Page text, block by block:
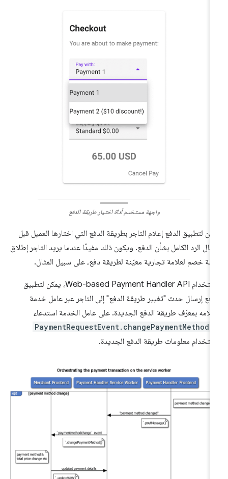
واجهة مستخدم أداة اختيار طريقة الدفع
لتطبيق الدفع إعلام التاجر بطريقة الدفع التي اختارها العميل قبل
الرد الكامل بشأن الدفع. ويكون ذلك مفيدًا عندما يريد التاجر إطلاق
خصم لعلامة تجارية معيّنة لطريقة دفع، على سبيل المثال.
باستخدام Web-based Payment Handler API، يمكن لتطبيق
إرسال حدث "تغيير طريقة الدفع" إلى التاجر عبر عامل خدمة
بمعرّف طريقة الدفع الجديدة. على عامل الخدمة استدعاء
معلومات طريقة الدفع الجديدة.